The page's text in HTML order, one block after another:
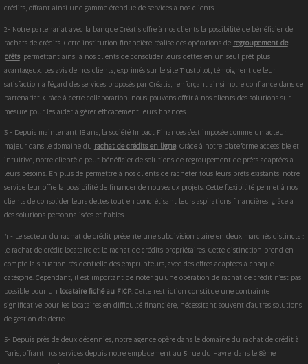
crédits, offrant ainsi une gamme étendue de services à nos clients.
2- Notre partenariat avec la banque Créatis offre à nos clients la possibilité de bénéficier de
rachats de crédits. Cette institution financière réalise des opérations de regroupement de
prêts, permettant ainsi à nos clients de consolider leurs dettes en un seul prêt plus
avantageux. Les avis de nos clients, exprimés sur le site Trustpilot, témoignent de leur
satisfaction à l'égard des services proposés par Créatis, renforçant ainsi notre confiance dans ce
partenariat. Grâce à cette collaboration, nous pouvons offrir à nos clients des solutions sur
mesure pour les aider à gérer efficacement leurs finances.
3 - Depuis maintenant 18 ans, la société Impact Finances s'est imposée comme un acteur
majeur dans le domaine du rachat de crédits en ligne. Grâce à notre plateforme accessible et
intuitive, notre clientèle peut bénéficier de solutions de regroupement de prêts adaptées à
leurs besoins. En plus de permettre à nos clients de racheter tous leurs prêts existants, notre
service leur offre la possibilité de financer de nouveaux projets. Cette flexibilité permet à nos
clients de consolider leurs dettes tout en concrétisant leurs aspirations financières, grâce à
des solutions personnalisées et fiables.
4 - Le secteur du rachat de crédit présente une subdivision claire en deux marchés distincts :
le rachat de crédit locataire et le rachat de crédits propriétaires. Cette distinction prend en
compte la situation résidentielle des emprunteurs, avec des offres adaptées à chaque
catégorie. Cependant, il est important de noter qu'une opération de rachat de crédit n'est pas
possible pour un locataire fiché au FICP. Cette restriction constitue une contrainte
significative pour les locataires en difficulté financière, nécessitant souvent d'autres solutions
de gestion de dette
5- Depuis près de deux décennies, notre agence opère dans le domaine du rachat de crédit à
Paris, offrant nos services depuis notre emplacement au 5 rue du Havre, dans le 8ème